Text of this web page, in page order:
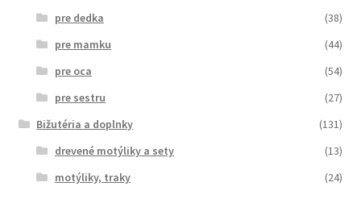
pre dedka
(38)
pre mamku
(44)
pre oca
(54)
pre sestru
(27)
Bižutéria a doplnky
(131)
drevené motýliky a sety
(13)
motýliky, traky
(24)